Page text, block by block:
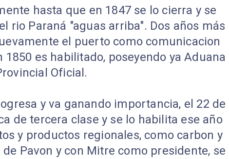
hasta que en 1847 se lo cierra y se
rio Paraná "aguas arriba". Dos años más
el puerto como comunicacion
1850 es habilitado, poseyendo ya Aduana
Oficial.
y va ganando importancia, el 22 de
de tercera clase y se lo habilita ese año
y productos regionales, como carbon y
Pavon y con Mitre como presidente, se